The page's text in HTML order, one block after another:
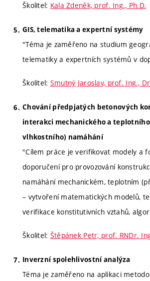
Školitel: Kala Zdeněk, prof. Ing., Ph.D.
GIS, telematika a expertní systémy
"Téma je zaměřeno na studium
telematiky a expertních systémů v
Školitel: Smutný Jaroslav, prof. Ing.,
Chování předpjatých betonových
interakci mechanického a
vlhkostního) namáhání
"Cílem práce je verifikovat modely a
doporučení pro provozování
namáhání mechanickém, teplotním
– vytvoření matematických modelů,
verifikace konstitutivních vztahů,
Školitel: Štěpánek Petr, prof. RNDr.
Inverzní spolehlivostní analýza
Téma je zaměřeno na aplikaci